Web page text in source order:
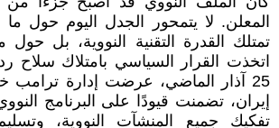
المعلن. لا يتمحور الجدل اليوم حول ما
تمتلك القدرة التقنية النووية، بل
اتخذت القرار السياسي بامتلاك
25 آذار الماضي، عرضت إدارة
إيران، تضمنت قيودًا على البرنامج
تفكيك جميع المنشآت النووية،